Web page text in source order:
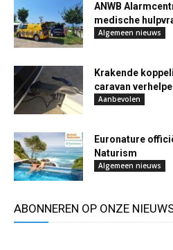
ANWB
medische
Algemeen nieuws
Krakende
caravan
Aanbevolen
Euronature
Naturism
Algemeen nieuws
ABONNEREN OP ONZE